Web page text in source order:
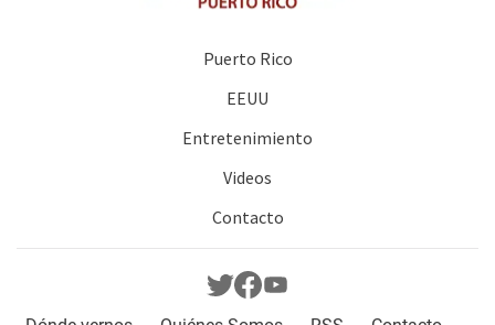
Puerto Rico
EEUU
Entretenimiento
Videos
Contacto